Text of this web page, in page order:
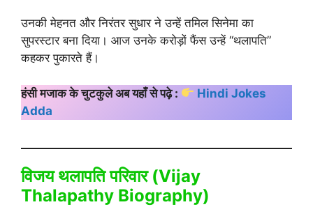
उनकी मेहनत और निरंतर सुधार ने उन्हें तमिल सिनेमा का
सुपरस्टार बना दिया। आज उनके करोड़ों फैंस उन्हें “थलापति”
कहकर पुकारते हैं।
हंसी मजाक के चुटकुले अब यहाँ से पढ़े :
Hindi Jokes
Adda
विजय थलापति परिवार (Vijay
Thalapathy Biography)